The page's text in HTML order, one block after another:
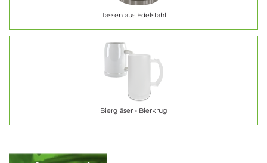
Tassen aus Edelstahl
Biergläser - Bierkrug